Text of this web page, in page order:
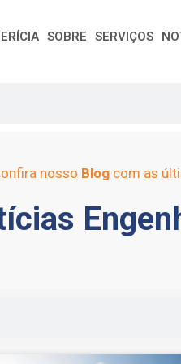
SOBRE SERVIÇOS
nosso Blogcom as